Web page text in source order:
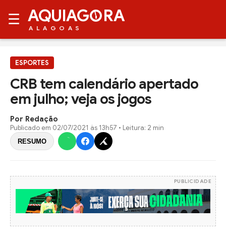
☰ AQUIAG RA
ALAGOAS
ESPORTES
CRB tem calendário apertado
em julho; veja os jogos
Por Redação
Publicado em 02/07/2021 às 13h57 • Leitura: 2 min
RESUMO
PUBLICIDADE